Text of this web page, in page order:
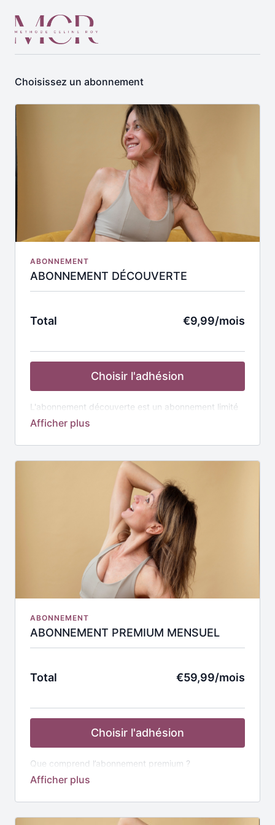
Choisissez un abonnement
ABONNEMENT
ABONNEMENT DÉCOUVERTE
Total €9,99/mois
Choisir l'adhésion
L'abonnement découverte est un abonnement limité
à la vidéo de la semaine comprenant :
Accès illimitéà la vidéo de la semaine séance de
Disponible et renouvelée chaque dimanche à 7h
Groupe whatsapp
pour répondre à vos
questions, échanger avec la communauté et
⚠️ Pensez à vous désabonner si vous ne souhaitez
pas poursuivre votre abonnement au delà de 1
mois (renouvellement automatique de votre
abonnement à la fin de la période d'adhésion).
ABONNEMENT
ABONNEMENT PREMIUM MENSUEL
Total €59,99/mois
Choisir l'adhésion
Que comprend l’abonnement premium ?
✅L’accès à tout
programmes thématiques :